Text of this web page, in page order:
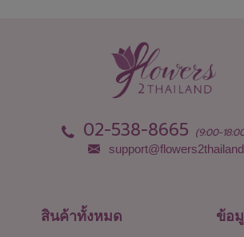
เพชรบุรี
เพชรบูรณ์
อุดรธานี
อุตรดิตถ์
02-538-8665 (9:00-
สินค้าทั้งหมด ข้อ